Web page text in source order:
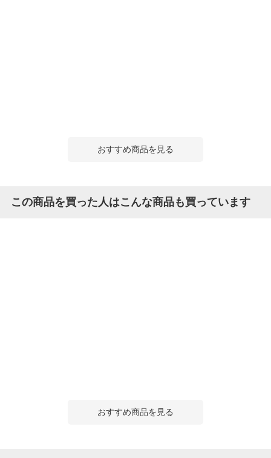
おすすめ商品を見る
この商品を買った人はこんな商品も買っています
おすすめ商品を見る